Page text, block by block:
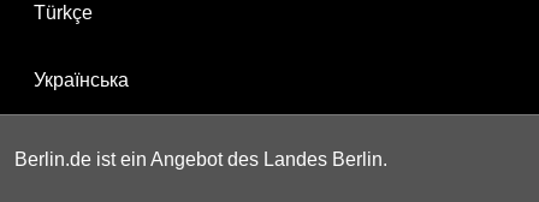
Türkçe
Українська
Berlin.de ist ein Angebot des Landes Berlin.